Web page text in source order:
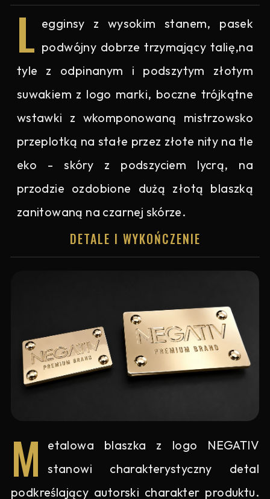
L egginsy z wysokim stanem, pasek
podwójny dobrze trzymający talię,na
tyle z odpinanym i podszytym złotym
suwakiem z logo marki, boczne trójkątne
wstawki z wkomponowaną mistrzowsko
przeplotką na stałe przez złote nity na tle
eko - skóry z podszyciem lycrą, na
przodzie ozdobione dużą złotą blaszką
zanitowaną na czarnej skórze.
DETALE I WYKOŃCZENIE
M
etalowa blaszka z logo NEGATIV
stanowi charakterystyczny detal
podkreślający autorski charakter produktu.